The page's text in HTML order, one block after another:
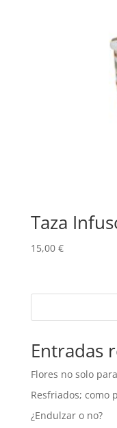
Taza
15,00 €
Entradas
Flores no solo
Resfriados; como
¿Endulzar o no?